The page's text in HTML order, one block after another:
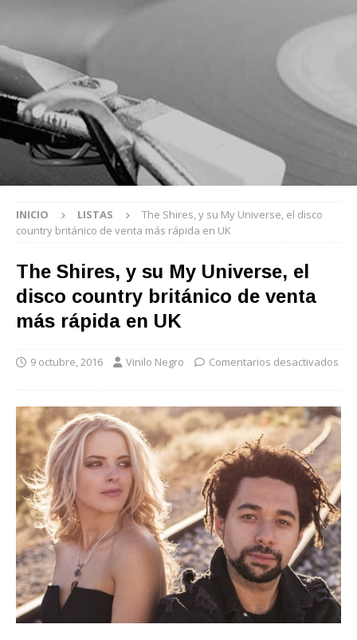
INICIO LISTAS
The Shires, y su My Universe, el disco
country británico de venta más rápida en UK
The Shires, y su My Universe, el
disco country británico de venta
más rápida en UK
9 octubre, 2016 Vinilo Negro Comentarios desactivados